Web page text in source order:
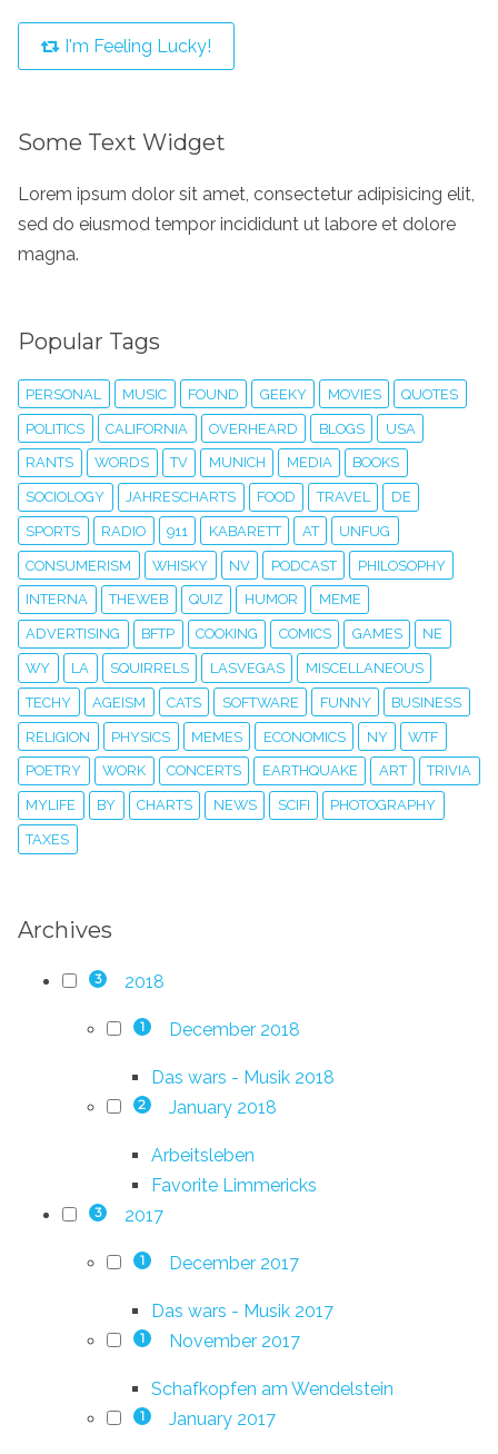
I'm Feeling Lucky!
Some Text Widget
Lorem ipsum dolor sit amet, consectetur adipisicing elit,
sed do eiusmod tempor incididunt ut labore et dolore
magna.
Popular Tags
PERSONAL MUSIC FOUND GEEKY MOVIES QUOTES
POLITICS CALIFORNIA OVERHEARD BLOGS USA
RANTS WORDS TV MUNICH MEDIA BOOKS
SOCIOLOGY JAHRESCHARTS FOOD TRAVEL DE
SPORTS RADIO 911 KABARETT AT UNFUG
CONSUMERISM WHISKY NV PODCAST PHILOSOPHY
INTERNA THEWEB QUIZ HUMOR MEME
ADVERTISING BFTP COOKING COMICS GAMES NE
WY LA SQUIRRELS LASVEGAS MISCELLANEOUS
TECHY AGEISM CATS SOFTWARE FUNNY BUSINESS
RELIGION PHYSICS MEMES ECONOMICS NY WTF
POETRY WORK CONCERTS EARTHQUAKE ART TRIVIA
MYLIFE BY CHARTS NEWS SCIFI PHOTOGRAPHY
TAXES
Archives
3 2018
1 December 2018
Das wars - Musik 2018
2 January 2018
Arbeitsleben
Favorite Limmericks
3 2017
1 December 2017
Das wars - Musik 2017
1 November 2017
Schafkopfen am Wendelstein
1 January 2017